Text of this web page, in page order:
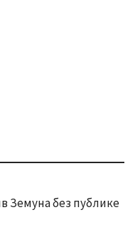
Земуна без публике